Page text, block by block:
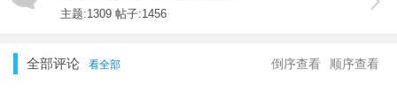
主题:1309 帖子:1456
全部评论 看全部 顺序查看
倒序查看